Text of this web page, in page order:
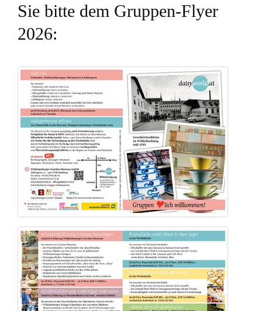
Sie bitte dem Gruppen-Flyer
2026: